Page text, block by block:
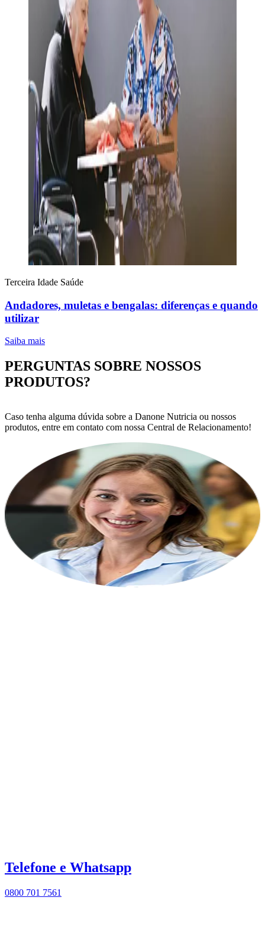
Terceira Idade Saúde
Andadores, muletas e bengalas: diferenças e quando
utilizar
Saiba mais
PERGUNTAS SOBRE NOSSOS
PRODUTOS?
Caso tenha alguma dúvida sobre a Danone Nutricia ou nossos
produtos, entre em contato com nossa Central de Relacionamento!
Telefone e Whatsapp
0800 701 7561